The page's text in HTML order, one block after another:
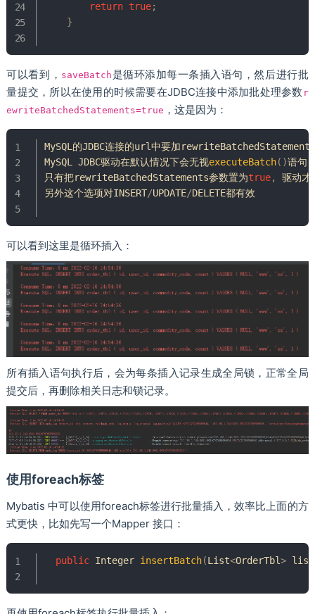
return true;
}
可以看到， saveBatch 是循环添加每一条插入语句，然后进行批
量提交，所以在使用的时候需要在JDBC连接中添加批处理参数 r
ewriteBatchedStatements=true ，这是因为：
MySQL 的JDBC连接的url中要加rewriteBatchedStatements
MySQL
JDBC驱动在默认情况下会无视executeBatch( )语句
只有把rewriteBatchedStatements参数置为true,
驱动才
另外这个选项对INSERT/UPDATE/DELETE都有效
可以看到这里是循环插入：
所有插入语句执行后，会为每条插入记录生成全局锁，正常全局
提交后，再删除相关日志和锁记录。
使用foreach标签
Mybatis 中可以使用foreach标签进行批量插入，效率比上面的方
式更快，比如先写一个Mapper 接口：
public Integer insertBatch(List<OrderTbl> list